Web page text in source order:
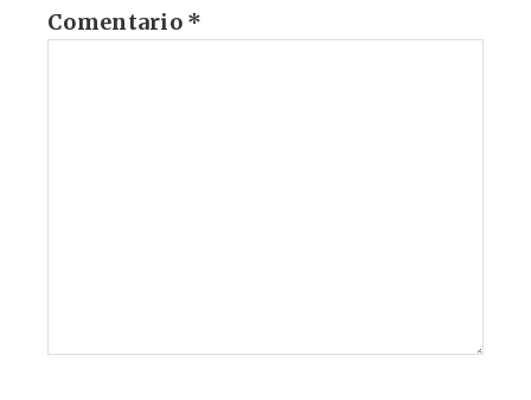
Comentario *